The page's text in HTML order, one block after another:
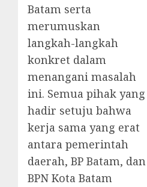
Batam serta
merumuskan
langkah-langkah
konkret dalam
menangani masalah
ini. Semua pihak yang
hadir setuju bahwa
kerja sama yang erat
antara pemerintah
daerah, BP Batam, dan
BPN Kota Batam